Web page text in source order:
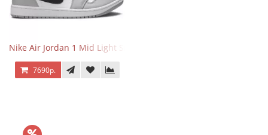
Nike Air Jordan 1 Mid Light Smoke Grey
7690р.